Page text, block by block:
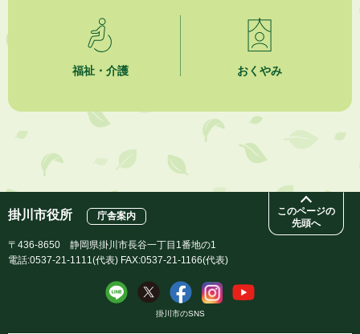
夏季休暇期間 開業医等診療予定
2026年8月3日
企業版ふるさと納税（地方創生応援税制）のお願い
福祉・介護 おくやみ
このページの
先頭へ
掛川市役所 庁舎案内
〒436-8650 静岡県掛川市長谷一丁目1番地の1
電話:0537-21-1111(代表) FAX:0537-21-1166(代表)
掛川市のSNS